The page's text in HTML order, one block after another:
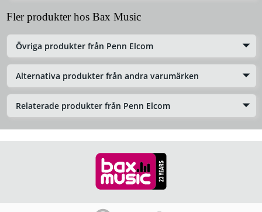
Fler produkter hos Bax Music
Övriga produkter från Penn Elcom
Alternativa produkter från andra varumärken
Relaterade produkter från Penn Elcom